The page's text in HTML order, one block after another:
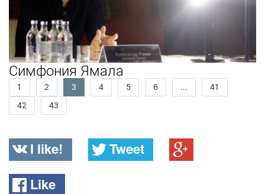
Симфония Ямала
1 2 3 4 5 6 ...
41
42
43
I like!
Tweet
Like